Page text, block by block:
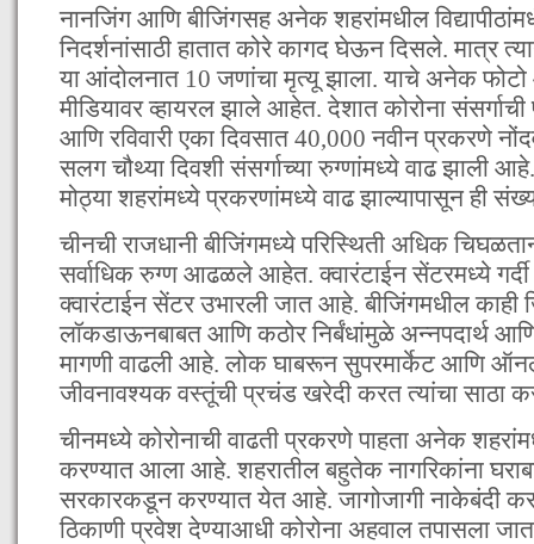
नानजिंग आणि बीजिंगसह अनेक शहरांमधील
निदर्शनांसाठी हातात कोरे कागद घेऊन दिसले. मात्र
या आंदोलनात 10 जणांचा मृत्यू झाला. याचे अनेक
मीडियावर व्हायरल झाले आहेत. देशात कोरोना
आणि रविवारी एका दिवसात 40,000 नवीन प्रकरणे
सलग चौथ्या दिवशी संसर्गाच्या रुग्णांमध्ये वाढ झाली
मोठ्या शहरांमध्ये प्रकरणांमध्ये वाढ झाल्यापासून ही
चीनची राजधानी बीजिंगमध्ये परिस्थिती अधिक
सर्वाधिक रुग्ण आढळले आहेत. क्वारंटाईन सेंटरमध्ये
क्वारंटाईन सेंटर उभारली जात आहे. बीजिंगमधील काही
लॉकडाऊनबाबत आणि कठोर निर्बंधांमुळे अन्नपदार्थ
मागणी वाढली आहे. लोक घाबरून सुपरमार्केट आणि
जीवनावश्यक वस्तूंची प्रचंड खरेदी करत त्यांचा साठा
चीनमध्ये कोरोनाची वाढती प्रकरणे पाहता अनेक
करण्यात आला आहे. शहरातील बहुतेक नागरिकांना
सरकारकडून करण्यात येत आहे. जागोजागी नाकेबंदी
ठिकाणी प्रवेश देण्याआधी कोरोना अहवाल तपासला